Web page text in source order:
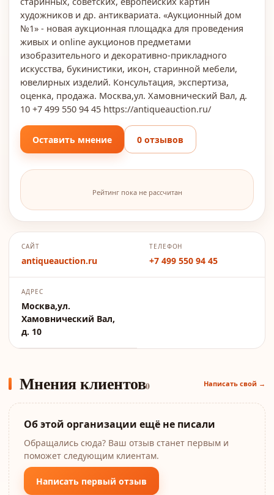
художников и др. антиквариата. «Аукционный дом
№1» - новая аукционная площадка для проведения
живых и online аукционов предметами
изобразительного и декоративно-прикладного
искусства, букинистики, икон, старинной мебели,
ювелирных изделий. Консультация, экспертиза,
оценка, продажа. Москва,ул. Хамовнический Вал, д.
10 +7 499 550 94 45 https://antiqueauction.ru/
Оставить мнение 0 отзывов
Рейтинг пока не рассчитан
САЙТ
antiqueauction.ru
ТЕЛЕФОН
+7 499 550 94 45
АДРЕС
Москва,ул.
Хамовнический Вал,
д. 10
Мнения клиентов0 Написать свой →
Об этой организации ещё не писали
Обращались сюда? Ваш отзыв станет первым и
поможет следующим клиентам.
Написать первый отзыв